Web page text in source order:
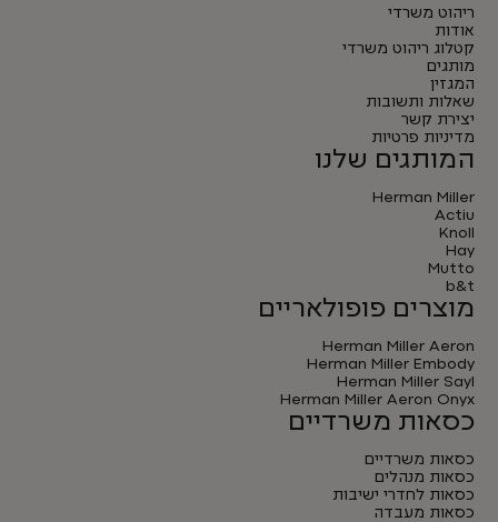
ריהוט משרדי
אודות
קטלוג ריהוט משרדי
מותגים
המגזין
שאלות ותשובות
יצירת קשר
מדיניות פרטיות
המותגים שלנו
Herman Miller
Actiu
Knoll
Hay
Mutto
b&t
מוצרים פופולאריים
Herman Miller Aeron
Herman Miller Embody
Herman Miller Sayl
Herman Miller Aeron Onyx
כסאות משרדיים
כסאות משרדיים
כסאות מנהלים
כסאות לחדרי ישיבות
כסאות מעבדה